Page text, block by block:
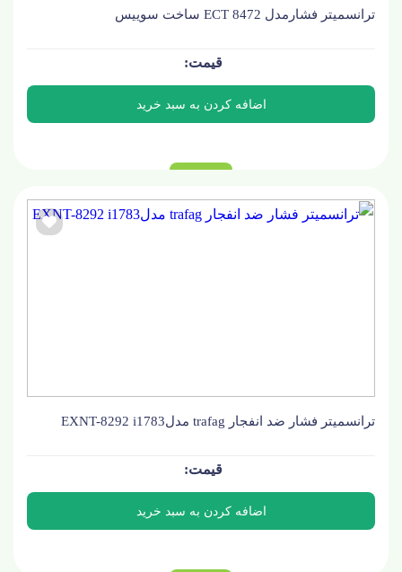
ترانسمیتر فشارمدل ECT 8472 ساخت سوییس
ترانسمیتر فشار ضد انفجار trafag مدلEXNT-8292 i1783